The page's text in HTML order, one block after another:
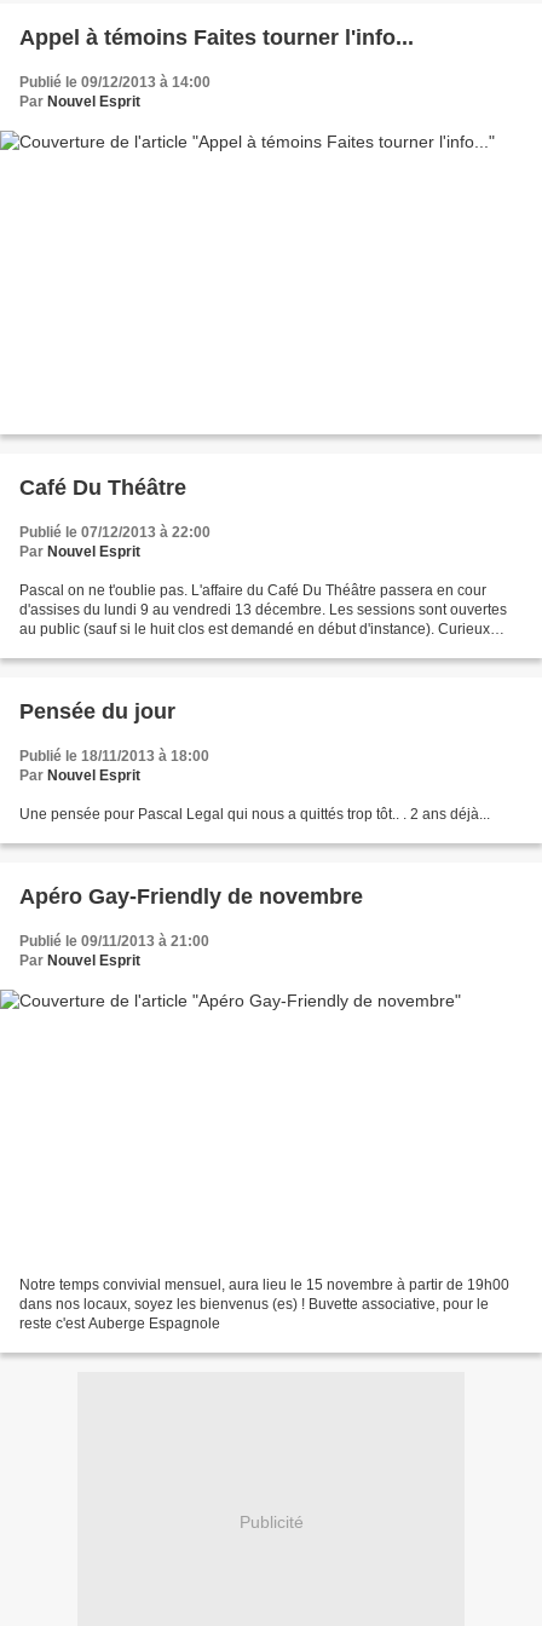
Appel à témoins Faites tourner l'info...
Publié le 09/12/2013 à 14:00
Par Nouvel Esprit
Café Du Théâtre
Publié le 07/12/2013 à 22:00
Par Nouvel Esprit
Pascal on ne t'oublie pas. L'affaire du Café Du Théâtre passera en cour
d'assises du lundi 9 au vendredi 13 décembre. Les sessions sont ouvertes
au public (sauf si le huit clos est demandé en début d'instance). Curieux
Pensée du jour
Publié le 18/11/2013 à 18:00
Par Nouvel Esprit
Une pensée pour Pascal Legal qui nous a quittés trop tôt.. . 2 ans déjà...
Apéro Gay-Friendly de novembre
Publié le 09/11/2013 à 21:00
Par Nouvel Esprit
Notre temps convivial mensuel, aura lieu le 15 novembre à partir de 19h00
dans nos locaux, soyez les bienvenus (es) ! Buvette associative, pour le
reste c'est Auberge Espagnole
Publicité